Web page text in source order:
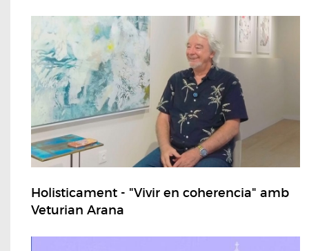
Holisticament - "Vivir en coherencia" amb
Veturian Arana